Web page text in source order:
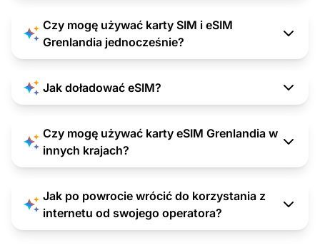
Czy mogę używać karty SIM i eSIM
Grenlandia jednocześnie?
Jak doładować eSIM?
Czy mogę używać karty eSIM Grenlandia w
innych krajach?
Jak po powrocie wrócić do korzystania z
internetu od swojego operatora?